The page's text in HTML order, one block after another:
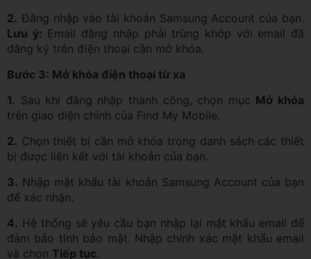
2. Đăng nhập vào tài khoản Samsung Account của bạn.
Lưu ý: Email đăng nhập phải trùng khớp với email đã
đăng ký trên điện thoại cần mở khóa.
Bước 3: Mở khóa điện thoại từ xa
1. Sau khi đăng nhập thành công, chọn mục Mở khóa
trên giao diện chính của Find My Mobile.
2. Chọn thiết bị cần mở khóa trong danh sách các thiết
bị được liên kết với tài khoản của bạn.
3. Nhập mật khẩu tài khoản Samsung Account của bạn
để xác nhận.
4. Hệ thống sẽ yêu cầu bạn nhập lại mật khẩu email để
đảm bảo tính bảo mật. Nhập chính xác mật khẩu email
và chọn Tiếp tục.